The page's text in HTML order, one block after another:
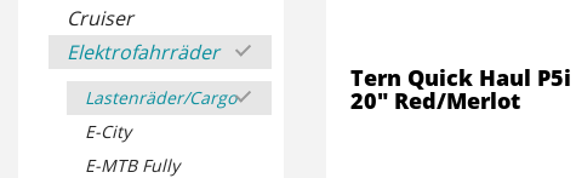
Cruiser
Elektrofahrräder
Lastenräder/Cargo
E-City
E-MTB Fully
Tern Quick Haul P5i
20" Red/Merlot